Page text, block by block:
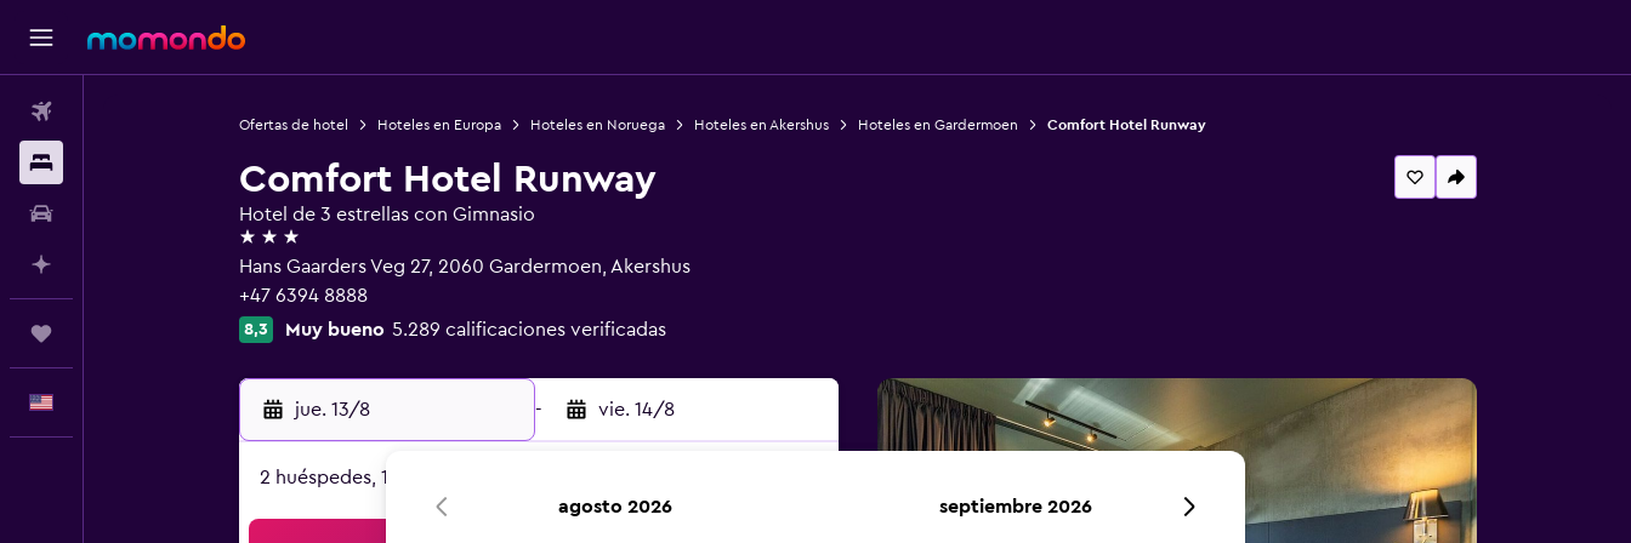
Ofertas de hotel Hoteles en Europa Hoteles en Noruega Hoteles en Akershus Hoteles en Gardermoen Comfort Hotel Runway
Comfort Hotel Runway
Hotel de 3 estrellas con Gimnasio
3 estrellas
Hans Gaarders Veg 27, 2060 Gardermoen, Akershus
+47 6394 8888
8,3 Muy bueno 5.289 calificaciones verificadas
jue. 13/8 - vie. 14/8
2 huéspedes, 1 habitación
agosto 2026 septiembre 2026